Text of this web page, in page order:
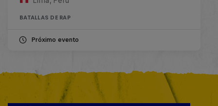
BATALLAS DE RAP
Próximo evento